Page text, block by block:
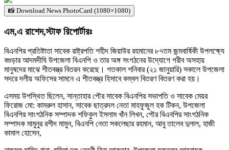
📸 Download News PhotoCard (1080×1080)
এম,এ রাশেদ,স্টাফ রিপোর্টারঃ
বিএনপির প্রতিষ্টাতা সাবেক রাষ্ট্রপতি শহীদ জিয়াউর রহমানের ৮৭তম জন্মবার্ষিকী উপলক্ষ্যে
বগুড়ার আদমদীঘি উপজেলা বিএনপি ও তার অঙ্গ সংগঠনের উদ্যোগে গরীব অসহায়
মানুষদের মাঝে শীতবস্ত্র বিতরন করেছে। গতকাল শনিবার (২১ জানুয়ারি) সকালে উপজেলা
সদরে দলীয় অফিসের সামনে এ শীতবস্ত্র হিসাবে কম্বল বিতরণ বিতরণ করা হয়।
এসময় উপস্থিত ছিলেন, সান্তাহার পৌর সাবেক বিএনপির সভাপতি ও সাবেক মেয়র
ফিরোজ মো: কামরুল হাসান, সাবেক ছাত্রদল নেতা মাহফুজুল হক টিকন, উপজেলা
বিএনপির সাংগঠনিক সম্পাদক শফিকুল ইসলাম খাঁন লিখন, পৌর বিএনপির সাংগঠনিক
সম্পাদক মামুনুর রশীদ মামুন, বিএনপি নেতা সকলেছার রহমান, আবু তালেব দুলাল, হাজী
কামাল হোসেন,